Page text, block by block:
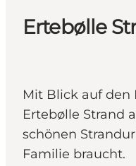
Ertebølle
Mit Blick auf
Ertebølle Strand
schönen
Familie braucht.